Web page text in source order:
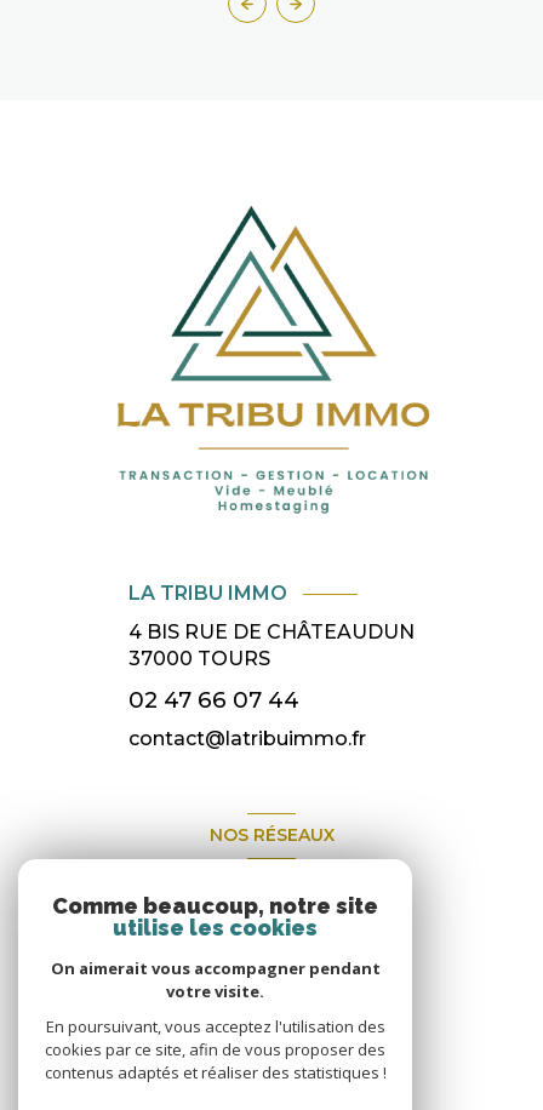
LA TRIBU IMMO
4 BIS RUE DE CHÂTEAUDUN
37000 TOURS
02 47 66 07 44
contact@latribuimmo.fr
NOS RÉSEAUX
Comme beaucoup, notre site
utilise les cookies
On aimerait vous accompagner pendant
votre visite.
En poursuivant, vous acceptez l'utilisation des
cookies par ce site, afin de vous proposer des
contenus adaptés et réaliser des statistiques !